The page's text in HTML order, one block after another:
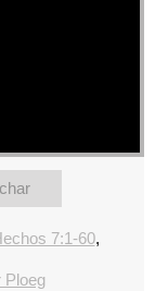
7:1-60,
Ploeg